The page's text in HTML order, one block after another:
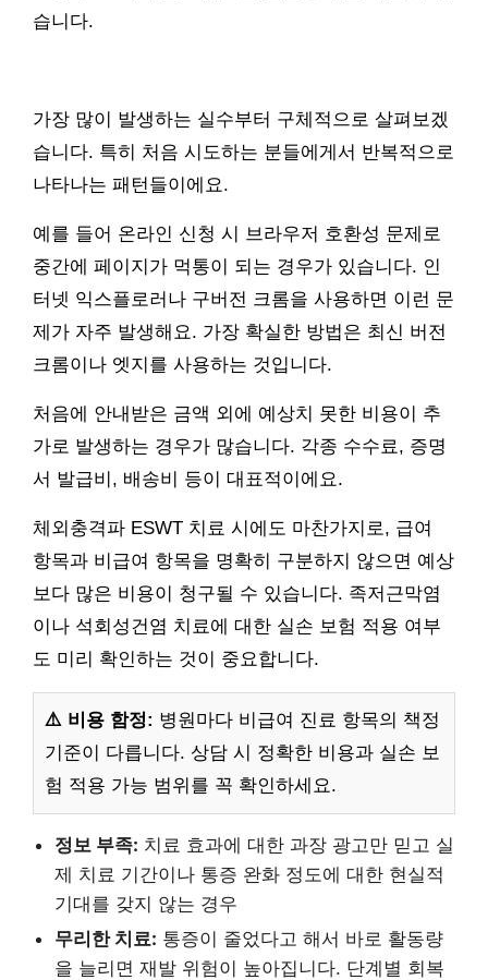
습니다.
가장 많이 발생하는 실수부터 구체적으로 살펴보겠
습니다. 특히 처음 시도하는 분들에게서 반복적으로
나타나는 패턴들이에요.
예를 들어 온라인 신청 시 브라우저 호환성 문제로
중간에 페이지가 먹통이 되는 경우가 있습니다. 인
터넷 익스플로러나 구버전 크롬을 사용하면 이런 문
제가 자주 발생해요. 가장 확실한 방법은 최신 버전
크롬이나 엣지를 사용하는 것입니다.
처음에 안내받은 금액 외에 예상치 못한 비용이 추
가로 발생하는 경우가 많습니다. 각종 수수료, 증명
서 발급비, 배송비 등이 대표적이에요.
체외충격파 ESWT 치료 시에도 마찬가지로, 급여
항목과 비급여 항목을 명확히 구분하지 않으면 예상
보다 많은 비용이 청구될 수 있습니다. 족저근막염
이나 석회성건염 치료에 대한 실손 보험 적용 여부
도 미리 확인하는 것이 중요합니다.
⚠️ 비용 함정: 병원마다 비급여 진료 항목의 책정
기준이 다릅니다. 상담 시 정확한 비용과 실손 보
험 적용 가능 범위를 꼭 확인하세요.
정보 부족: 치료 효과에 대한 과장 광고만 믿고 실
제 치료 기간이나 통증 완화 정도에 대한 현실적
기대를 갖지 않는 경우
무리한 치료: 통증이 줄었다고 해서 바로 활동량
을 늘리면 재발 위험이 높아집니다. 단계별 회복